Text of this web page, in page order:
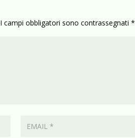
I campi obbligatori sono contrassegnati*